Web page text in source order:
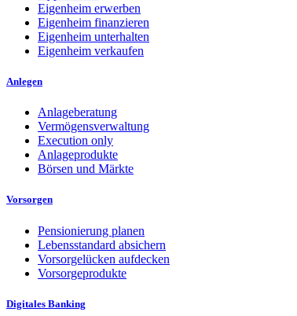
Eigenheim erwerben
Eigenheim finanzieren
Eigenheim unterhalten
Eigenheim verkaufen
Anlegen
Anlageberatung
Vermögensverwaltung
Execution only
Anlageprodukte
Börsen und Märkte
Vorsorgen
Pensionierung planen
Lebensstandard absichern
Vorsorgelücken aufdecken
Vorsorgeprodukte
Digitales Banking